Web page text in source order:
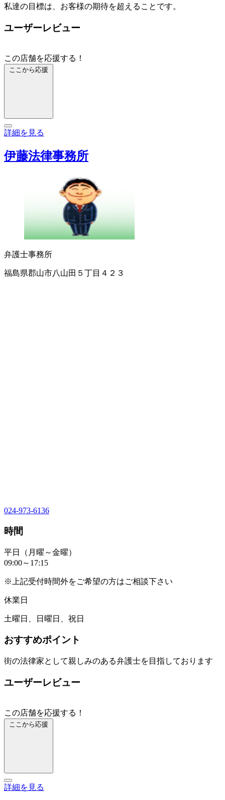
私達の目標は、お客様の期待を超えることです。
ユーザーレビュー
この店舗を応援する！
ここから応援
詳細を見る
伊藤法律事務所
弁護士事務所
福島県郡山市八山田５丁目４２３
024-973-6136
時間
平日（月曜～金曜）
09:00～17:15
※上記受付時間外をご希望の方はご相談下さい
休業日
土曜日、日曜日、祝日
おすすめポイント
街の法律家として親しみのある弁護士を目指しております
ユーザーレビュー
この店舗を応援する！
ここから応援
詳細を見る